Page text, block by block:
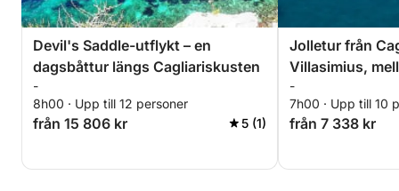
Devil's Saddle-utflykt – en
dagsbåttur längs Cagliariskusten
-
8h00 · Upp till 12 personer
från 15 806 kr 5 (1)
Jolletur från
Villasimius,
kristallklart hav
-
7h00 · Upp till 10
från 7 338 kr